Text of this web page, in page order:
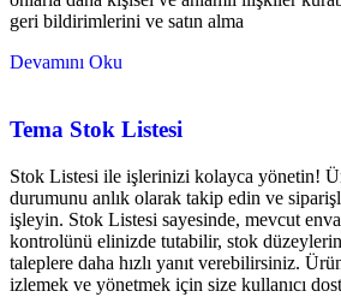
geri bildirimlerini ve satın alma
Devamını Oku
Tema Stok Listesi
Stok Listesi ile işlerinizi kolayca yönetin!
durumunu anlık olarak takip edin ve
işleyin. Stok Listesi sayesinde, mevcut
kontrolünü elinizde tutabilir, stok
taleplere daha hızlı yanıt verebilirsiniz.
izlemek ve yönetmek için size kullanıcı